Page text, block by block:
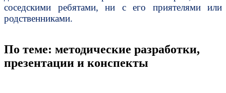
соседскими ребятами, ни с его приятелями или
родственниками.
По теме: методические разработки,
презентации и конспекты